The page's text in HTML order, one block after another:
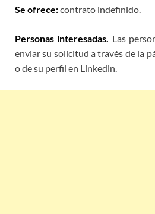
Se ofrece:contrato indefinido.
Personas interesadas. Las
enviar su solicitud a través de la
o de su perfil en Linkedin.